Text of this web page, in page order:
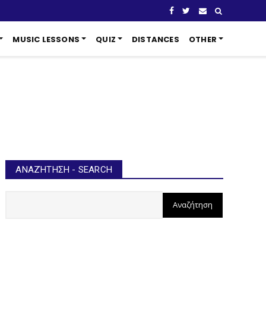
MUSIC LESSONS QUIZ DISTANCES OTHER
ΑΝΑΖΉΤΗΣΗ - SEARCH